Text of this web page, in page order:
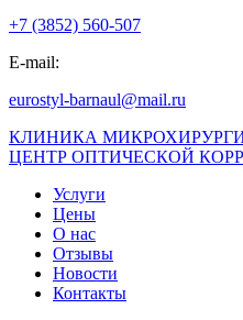
+7 (3852) 560-507
E-mail:
eurostyl-barnaul@mail.ru
КЛИНИКА
ЦЕНТР ОПТИЧЕСКОЙ
Услуги
Цены
О нас
Отзывы
Новости
Контакты